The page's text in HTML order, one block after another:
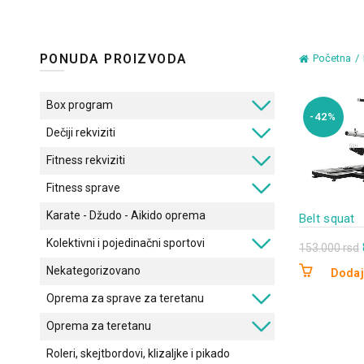
Početna
-42%
Belt squat
153.000rsd
PONUDA PROIZVODA
Box program
Dečiji rekviziti
Fitness rekviziti
Fitness sprave
Karate - Džudo - Aikido oprema
Kolektivni i pojedinačni sportovi
Nekategorizovano
Oprema za sprave za teretanu
Oprema za teretanu
Roleri, skejtbordovi, klizaljke i pikado